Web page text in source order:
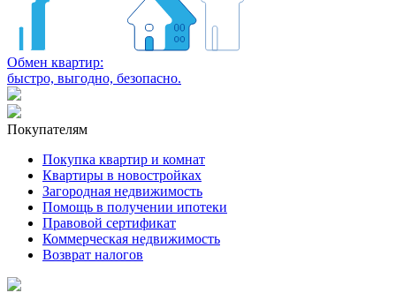
Обмен квартир:
быстро, выгодно, безопасно.
Покупателям
Покупка квартир и комнат
Квартиры в новостройках
Загородная недвижимость
Помощь в получении ипотеки
Правовой сертификат
Коммерческая недвижимость
Возврат налогов